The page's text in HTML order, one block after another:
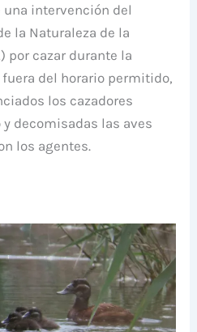
intervención del
la Naturaleza de la
por cazar durante la
del horario permitido,
los cazadores
decomisadas las aves
los agentes.